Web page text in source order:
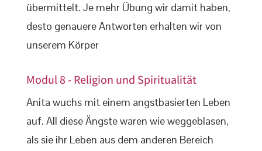
übermittelt. Je mehr Übung wir damit haben,
desto genauere Antworten erhalten wir von
unserem Körper
Modul 8 - Religion und Spiritualität
Anita wuchs mit einem angstbasierten Leben
auf. All diese Ängste waren wie weggeblasen,
als sie ihr Leben aus dem anderen Bereich